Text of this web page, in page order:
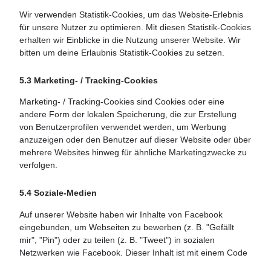
Wir verwenden Statistik-Cookies, um das Website-Erlebnis
für unsere Nutzer zu optimieren. Mit diesen Statistik-Cookies
erhalten wir Einblicke in die Nutzung unserer Website. Wir
bitten um deine Erlaubnis Statistik-Cookies zu setzen.
5.3 Marketing- / Tracking-Cookies
Marketing- / Tracking-Cookies sind Cookies oder eine
andere Form der lokalen Speicherung, die zur Erstellung
von Benutzerprofilen verwendet werden, um Werbung
anzuzeigen oder den Benutzer auf dieser Website oder über
mehrere Websites hinweg für ähnliche Marketingzwecke zu
verfolgen.
5.4 Soziale-Medien
Auf unserer Website haben wir Inhalte von Facebook
eingebunden, um Webseiten zu bewerben (z. B. "Gefällt
mir", "Pin") oder zu teilen (z. B. "Tweet") in sozialen
Netzwerken wie Facebook. Dieser Inhalt ist mit einem Code